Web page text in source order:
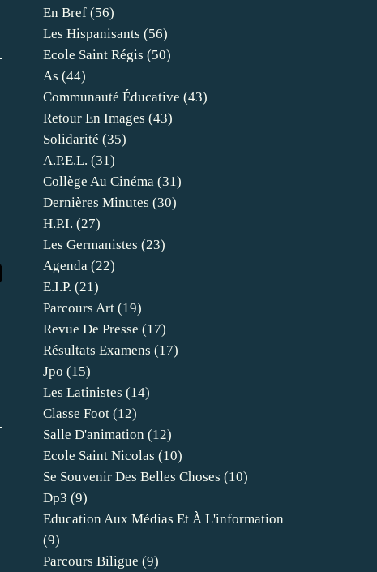
En Bref (56)
Les Hispanisants (56)
Ecole Saint Régis (50)
As (44)
Communauté Éducative (43)
Retour En Images (43)
Solidarité (35)
A.p.e.l. (31)
Collège Au Cinéma (31)
Dernières Minutes (30)
H.p.i. (27)
Les Germanistes (23)
Agenda (22)
E.i.p. (21)
Parcours Art (19)
Revue De Presse (17)
Résultats Examens (17)
Jpo (15)
Les Latinistes (14)
Classe Foot (12)
Salle D'animation (12)
Ecole Saint Nicolas (10)
Se Souvenir Des Belles Choses (10)
Dp3 (9)
Education Aux Médias Et À L'information
(9)
Parcours Biligue (9)